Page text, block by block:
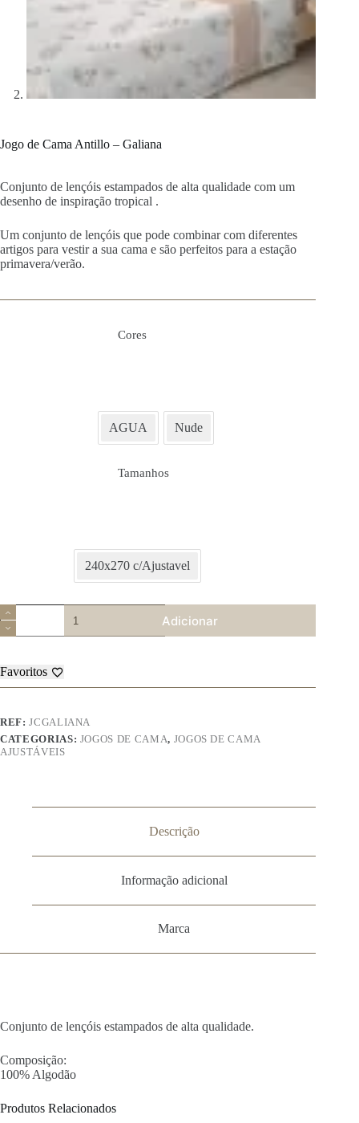
Jogo de Cama Antillo – Galiana
Conjunto de lençóis estampados de alta qualidade com um
desenho de inspiração tropical .
Um conjunto de lençóis que pode combinar com diferentes
artigos para vestir a sua cama e são perfeitos para a estação
primavera/verão.
Cores
AGUA Nude
Tamanhos
240x270 c/Ajustavel
Quantidade
de
Jogo
Cama
Antillo
–
Adicionar
Favoritos
REF:JCGALIANA
CATEGORIAS: JOGOS DE CAMA, JOGOS DE CAMA
AJUSTÁVEIS
Descrição
Informação adicional
Marca
Conjunto de lençóis estampados de alta qualidade.
Composição:
100% Algodão
Produtos Relacionados